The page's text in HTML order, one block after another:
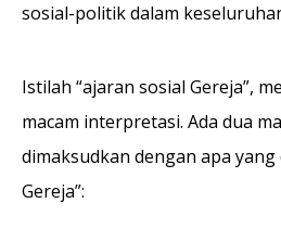
sosial-politik dalam
Istilah “ajaran sosial Gereja”,
macam interpretasi. Ada dua
dimaksudkan dengan apa
Gereja”: